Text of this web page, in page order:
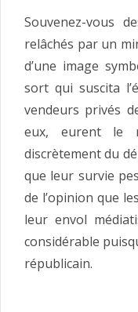
Souvenez-vous
relâchés par un
d’une image
sort qui suscita
vendeurs privés
eux, eurent le
discrètement du
que leur survie
de l’opinion que
leur envol
considérable
républicain.